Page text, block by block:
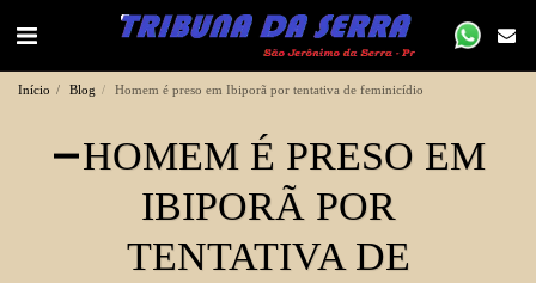
Início Blog Homem é preso em Ibiporã por tentativa de feminicídio
HOMEM É PRESO EM
IBIPORÃ POR
TENTATIVA DE